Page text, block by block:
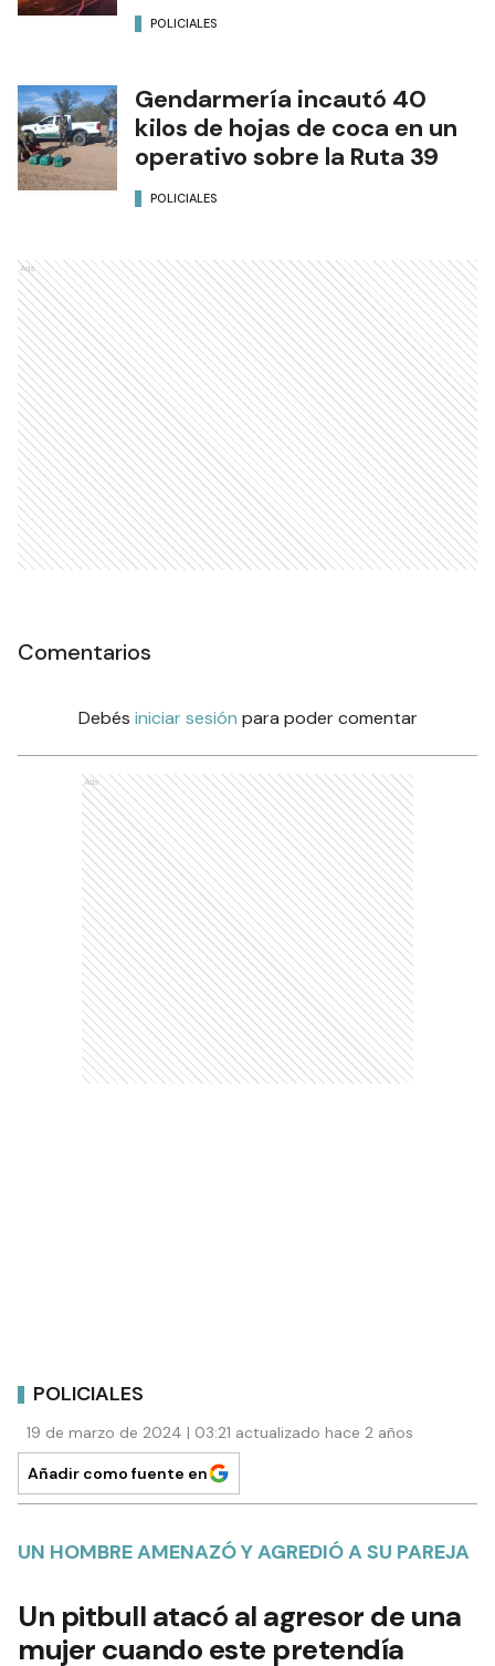
POLICIALES
Gendarmería incautó 40
kilos de hojas de coca en un
operativo sobre la Ruta 39
POLICIALES
Ads
Comentarios
Debés iniciar sesión para poder comentar
Ads
POLICIALES
19 de marzo de 2024 | 03:21 actualizado hace 2 años
Añadir como fuente en
UN HOMBRE AMENAZÓ Y AGREDIÓ A SU PAREJA
Un pitbull atacó al agresor de una
mujer cuando este pretendía